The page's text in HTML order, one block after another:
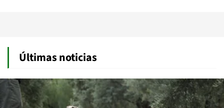
Últimas noticias